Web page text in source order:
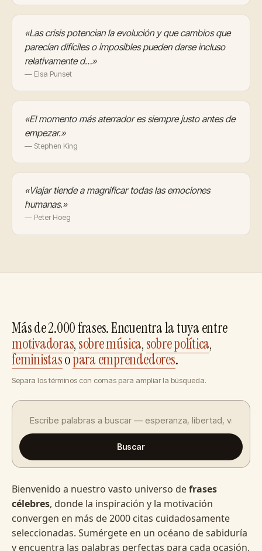
«Las crisis potencian la evolución y que cambios que
parecían difíciles o imposibles pueden darse incluso
relativamente d…»
— Elsa Punset
«El momento más aterrador es siempre justo antes de
empezar.»
— Stephen King
«Viajar tiende a magnificar todas las emociones
humanas.»
— Peter Hoeg
Más de 2.000 frases. Encuentra la tuya entre
motivadoras,sobre música,sobre política,
feministasopara emprendedores.
Separa los términos con comas para ampliar la búsqueda.
Buscar
Bienvenido a nuestro vasto universo defrases
célebres, donde la inspiración y la motivación
convergen en más de 2000 citas cuidadosamente
seleccionadas. Sumérgete en un océano de sabiduría
y encuentra las palabras perfectas para cada ocasión.